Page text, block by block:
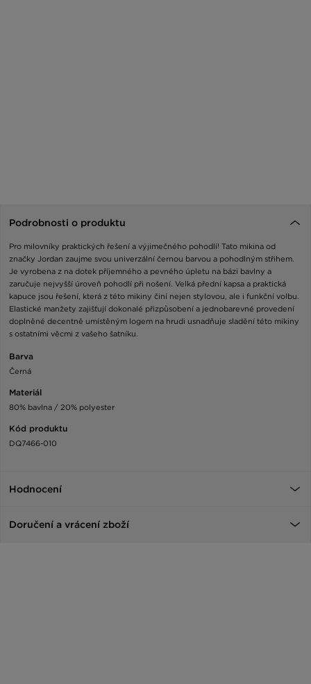
Podrobnosti o produktu
Pro milovníky praktických řešení a výjimečného pohodlí! Tato mikina od
značky Jordan zaujme svou univerzální černou barvou a pohodlným střihem.
Je vyrobena z na dotek příjemného a pevného úpletu na bázi bavlny a
zaručuje nejvyšší úroveň pohodlí při nošení. Velká přední kapsa a praktická
kapuce jsou řešení, která z této mikiny činí nejen stylovou, ale i funkční volbu.
Elastické manžety zajišťují dokonalé přizpůsobení a jednobarevné provedení
doplněné decentně umístěným logem na hrudi usnadňuje sladění této mikiny
s ostatními věcmi z vašeho šatníku.
Barva
Černá
Materiál
80% bavlna / 20% polyester
Kód produktu
DQ7466-010
Hodnocení
Doručení a vrácení zboží